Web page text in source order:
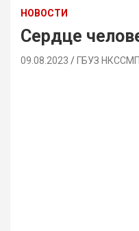
НОВОСТИ
Сердце
09.08.2023 ГБУЗ НКССМП